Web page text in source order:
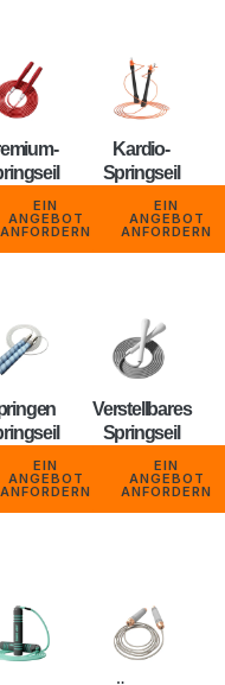
EIN
ANGEBOT
ANFORDERN
Kardio-
Springseil
EIN
ANGEBOT
ANFORDERN
EIN
ANGEBOT
ANFORDERN
Verstellbares
Springseil
EIN
ANGEBOT
ANFORDERN